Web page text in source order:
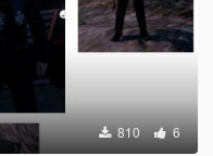
810 6